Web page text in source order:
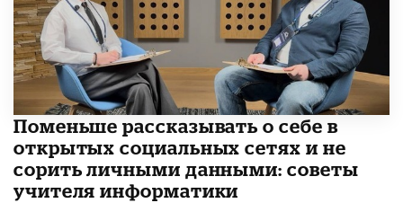
Поменьше рассказывать о себе в
открытых социальных сетях и не
сорить личными данными: советы
учителя информатики